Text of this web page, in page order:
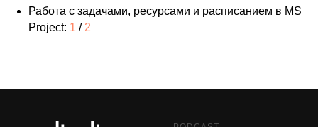
Работа с задачами, ресурсами и расписанием в MS
Project: 1 / 2